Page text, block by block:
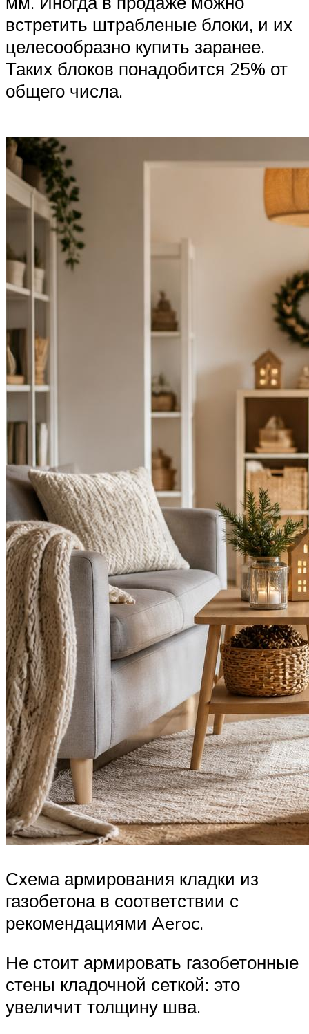
встретить штрабленые блоки, и их
целесообразно купить заранее.
Таких блоков понадобится 25% от
общего числа.
Схема армирования кладки из
газобетона в соответствии с
рекомендациями Aeroc.
Не стоит армировать газобетонные
стены кладочной сеткой: это
увеличит толщину шва.